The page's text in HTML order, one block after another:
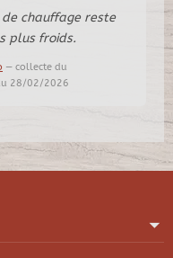
de chauffage reste
plus froids.
— collecte du
28/02/2026